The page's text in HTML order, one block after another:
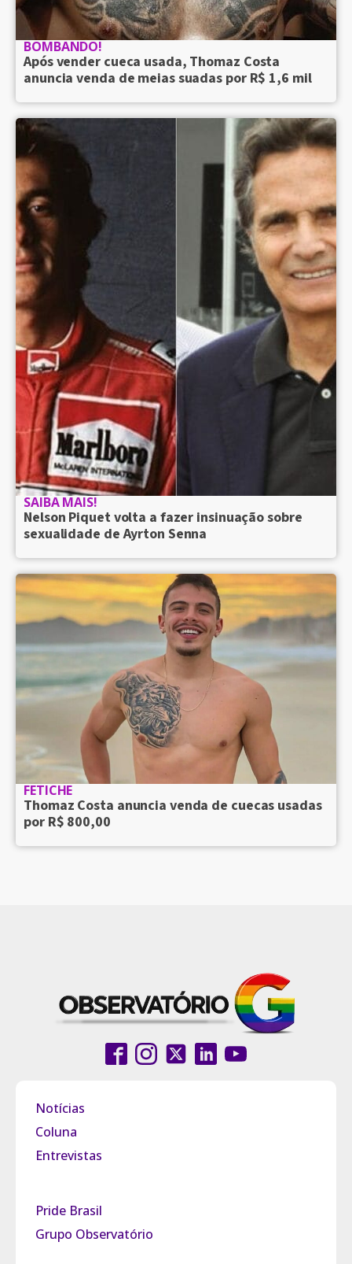
BOMBANDO!
Após vender cueca usada, Thomaz Costa
anuncia venda de meias suadas por R$ 1,6 mil
SAIBA MAIS!
Nelson Piquet volta a fazer insinuação sobre
sexualidade de Ayrton Senna
FETICHE
Thomaz Costa anuncia venda de cuecas usadas
por R$ 800,00
Notícias
Coluna
Entrevistas
Pride Brasil
Grupo Observatório